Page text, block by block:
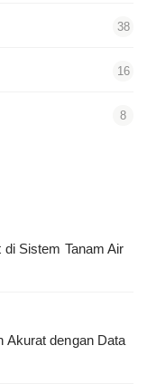
38
16
8
di Sistem Tanam Air
Akurat dengan Data